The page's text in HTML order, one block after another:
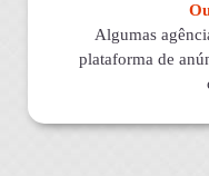
Algumas
plataforma de